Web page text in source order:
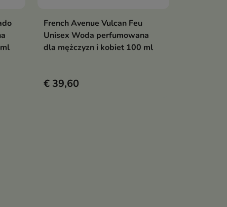
Bekijk details
French Avenue Vulcan Feu
Unisex Woda perfumowana
dla mężczyzn i kobiet 100 ml
€ 39,60